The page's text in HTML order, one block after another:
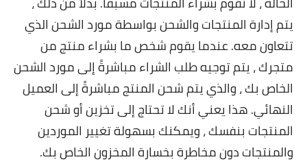
يتم إدارة المنتجات والشحن بواسطة مورد الشحن الذي
تتعاون معه. عندما يقوم شخص ما بشراء منتج من
متجرك ، يتم توجيه طلب الشراء مباشرةً إلى مورد الشحن
الخاص بك ، والذي يتم شحن المنتج مباشرةً إلى العميل
النهائي. هذا يعني أنك لا تحتاج إلى تخزين أو شحن
المنتجات بنفسك ، ويمكنك بسهولة تغيير الموردين
والمنتجات دون مخاطرة بخسارة المخزون الخاص بك.